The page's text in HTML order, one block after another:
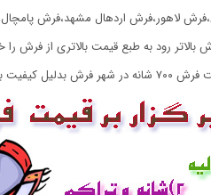
لاهور،فرش اردهال مشهد،فرش
بالاتر رود به طبع قیمت بالاتری از فرش
جاها خواهد بود.